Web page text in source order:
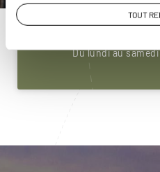
TOUT
01 84
Du lundi au